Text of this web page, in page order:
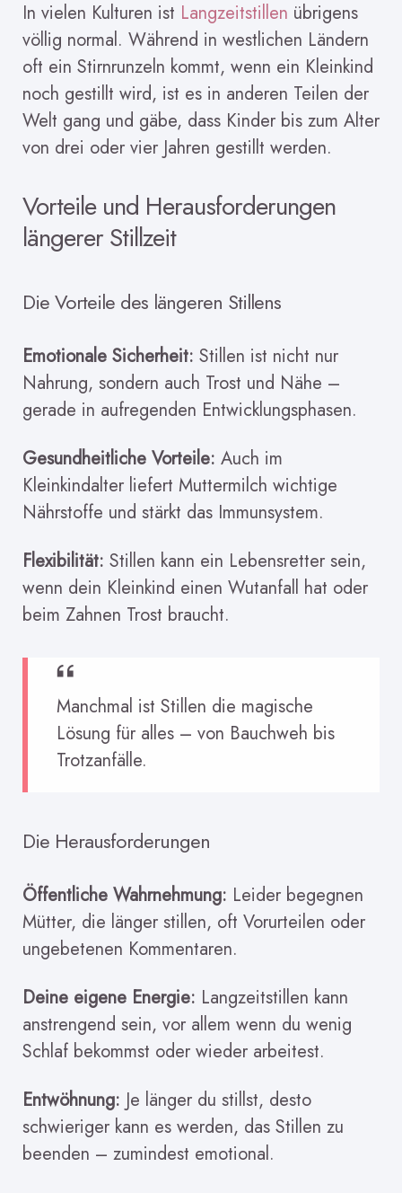
In vielen Kulturen ist Langzeitstillen übrigens
völlig normal. Während in westlichen Ländern
oft ein Stirnrunzeln kommt, wenn ein Kleinkind
noch gestillt wird, ist es in anderen Teilen der
Welt gang und gäbe, dass Kinder bis zum Alter
von drei oder vier Jahren gestillt werden.
Vorteile und Herausforderungen
längerer Stillzeit
Die Vorteile des längeren Stillens
Emotionale Sicherheit: Stillen ist nicht nur
Nahrung, sondern auch Trost und Nähe –
gerade in aufregenden Entwicklungsphasen.
Gesundheitliche Vorteile: Auch im
Kleinkindalter liefert Muttermilch wichtige
Nährstoffe und stärkt das Immunsystem.
Flexibilität: Stillen kann ein Lebensretter sein,
wenn dein Kleinkind einen Wutanfall hat oder
beim Zahnen Trost braucht.
Manchmal ist Stillen die magische
Lösung für alles – von Bauchweh bis
Trotzanfälle.
Die Herausforderungen
Öffentliche Wahrnehmung: Leider begegnen
Mütter, die länger stillen, oft Vorurteilen oder
ungebetenen Kommentaren.
Deine eigene Energie: Langzeitstillen kann
anstrengend sein, vor allem wenn du wenig
Schlaf bekommst oder wieder arbeitest.
Entwöhnung: Je länger du stillst, desto
schwieriger kann es werden, das Stillen zu
beenden – zumindest emotional.